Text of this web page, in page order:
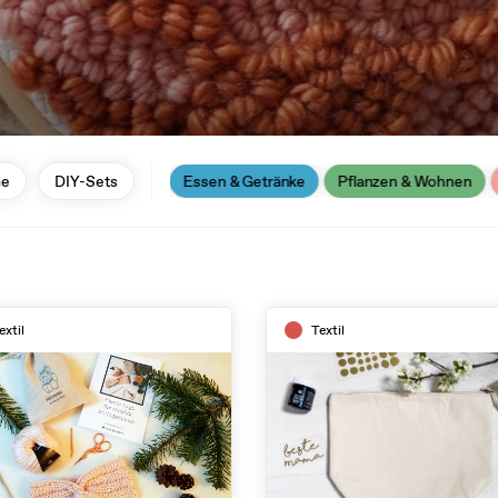
DIY-Sets
Handwerk Textil Essen & Getränke Pflanzen & Wohnen
Textil